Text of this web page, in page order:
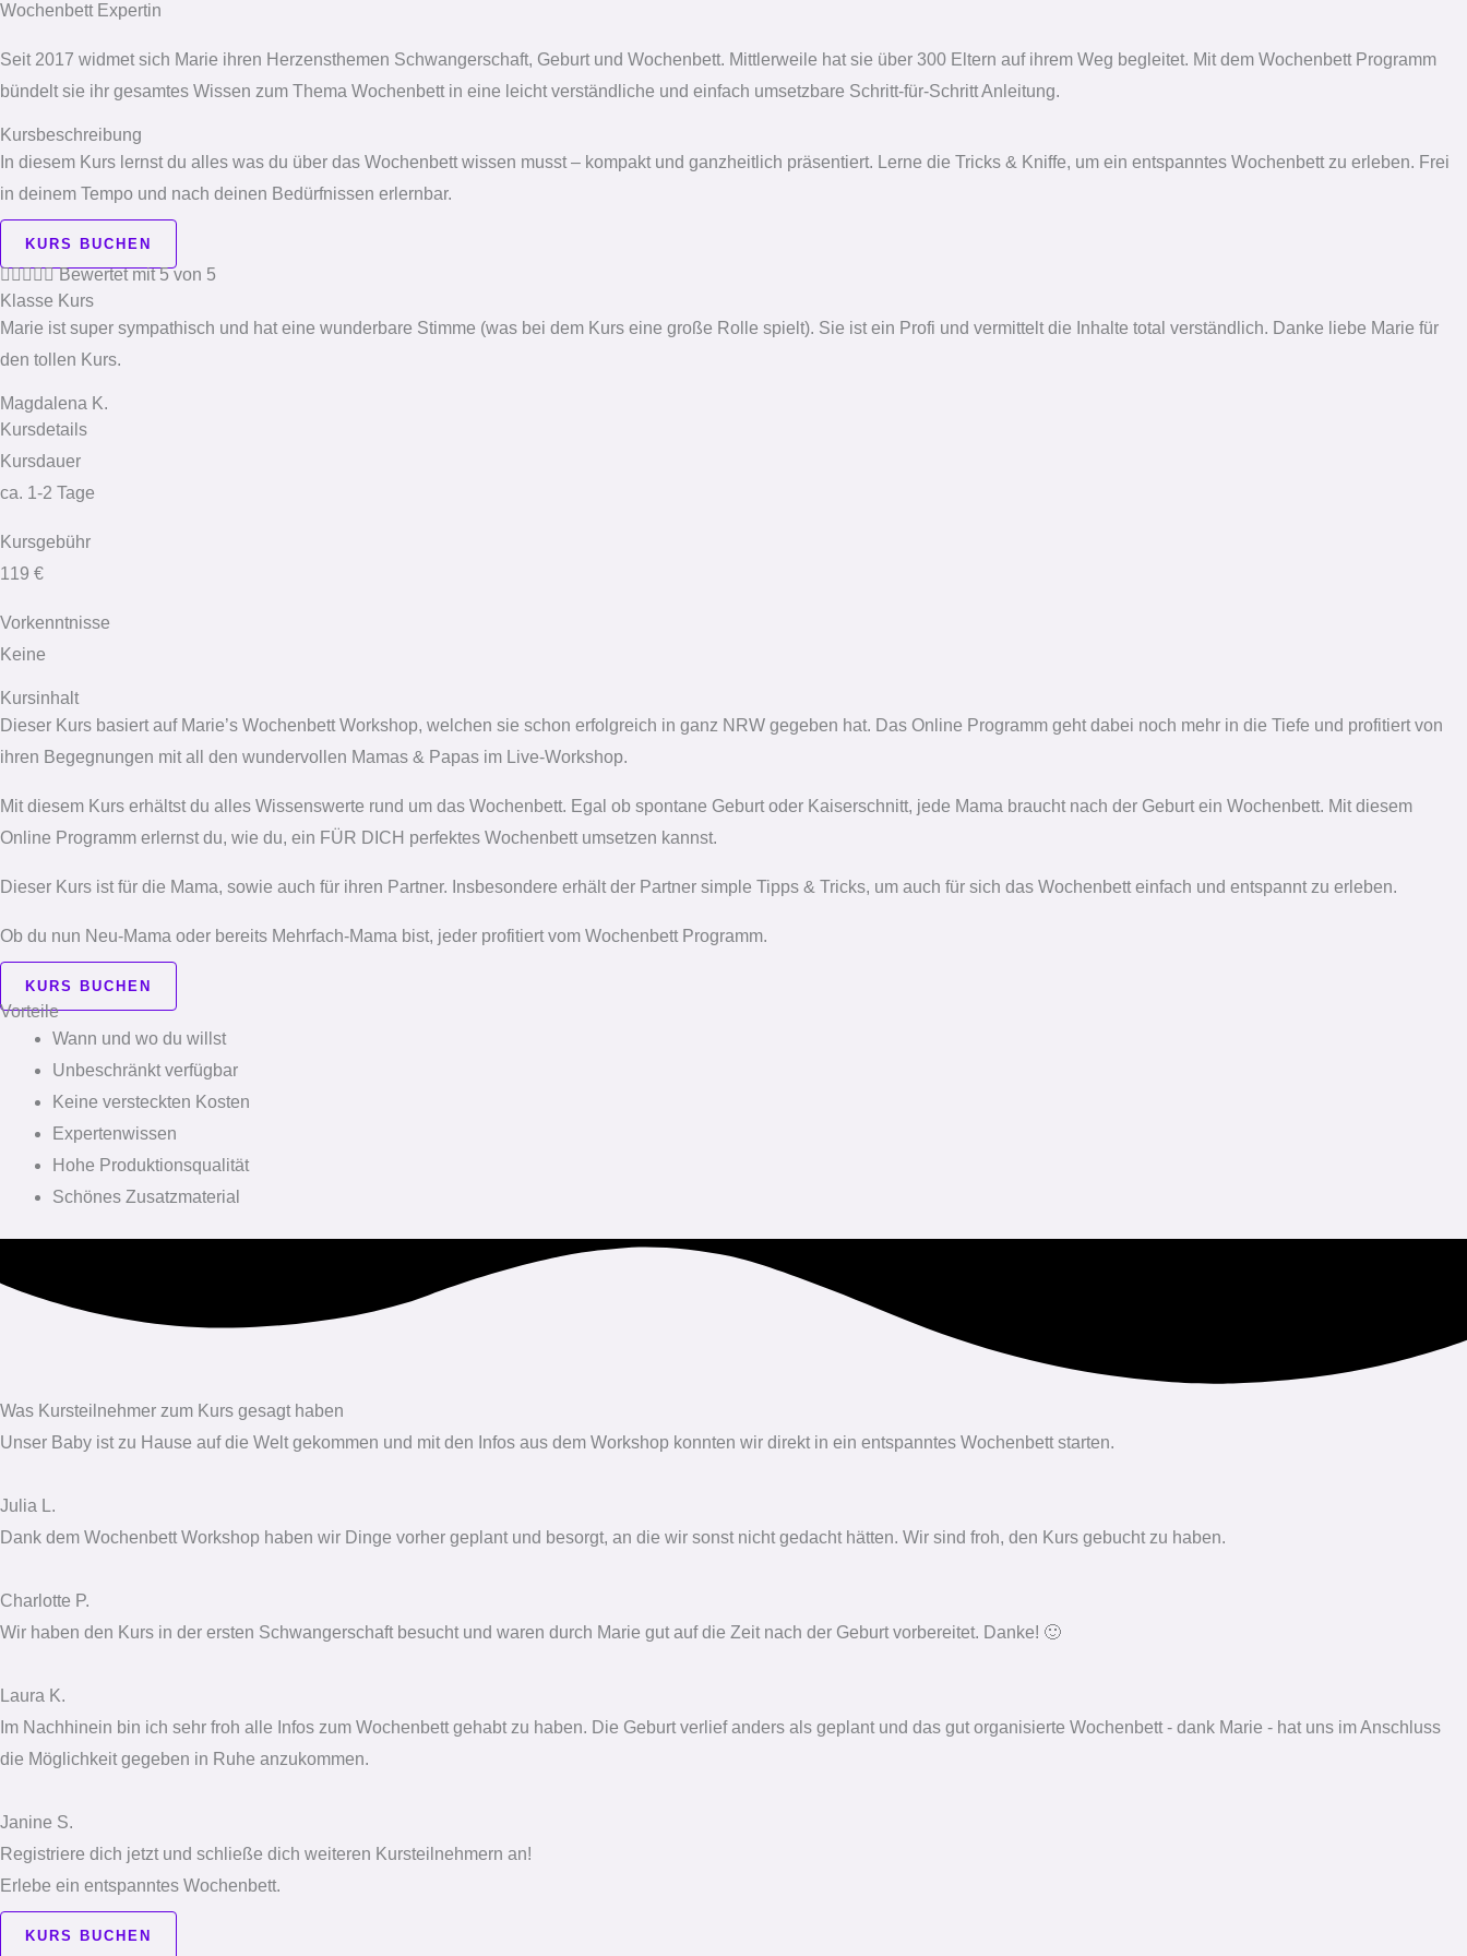
Wochenbett Expertin
Seit 2017 widmet sich Marie ihren Herzensthemen Schwangerschaft, Geburt und Wochenbett. Mittlerweile hat sie über 300 Eltern auf ihrem Weg begleitet. Mit dem Wochenbett Programm
bündelt sie ihr gesamtes Wissen zum Thema Wochenbett in eine leicht verständliche und einfach umsetzbare Schritt-für-Schritt Anleitung.
Kursbeschreibung
In diesem Kurs lernst du alles was du über das Wochenbett wissen musst – kompakt und ganzheitlich präsentiert. Lerne die Tricks & Kniffe, um ein entspanntes Wochenbett zu erleben. Frei
in deinem Tempo und nach deinen Bedürfnissen erlernbar.
KURS BUCHEN
 Bewertet mit 5 von 5
Klasse Kurs
Marie ist super sympathisch und hat eine wunderbare Stimme (was bei dem Kurs eine große Rolle spielt). Sie ist ein Profi und vermittelt die Inhalte total verständlich. Danke liebe Marie für
den tollen Kurs.
Magdalena K.
Kursdetails
Kursdauer
ca. 1-2 Tage
Kursgebühr
119 €
Vorkenntnisse
Keine
Kursinhalt
Dieser Kurs basiert auf Marie’s Wochenbett Workshop, welchen sie schon erfolgreich in ganz NRW gegeben hat. Das Online Programm geht dabei noch mehr in die Tiefe und profitiert von
ihren Begegnungen mit all den wundervollen Mamas & Papas im Live-Workshop.
Mit diesem Kurs erhältst du alles Wissenswerte rund um das Wochenbett. Egal ob spontane Geburt oder Kaiserschnitt, jede Mama braucht nach der Geburt ein Wochenbett. Mit diesem
Online Programm erlernst du, wie du, ein FÜR DICH perfektes Wochenbett umsetzen kannst.
Dieser Kurs ist für die Mama, sowie auch für ihren Partner. Insbesondere erhält der Partner simple Tipps & Tricks, um auch für sich das Wochenbett einfach und entspannt zu erleben.
Ob du nun Neu-Mama oder bereits Mehrfach-Mama bist, jeder profitiert vom Wochenbett Programm.
KURS BUCHEN
Vorteile
Wann und wo du willst
Unbeschränkt verfügbar
Keine versteckten Kosten
Expertenwissen
Hohe Produktionsqualität
Schönes Zusatzmaterial
Was Kursteilnehmer zum Kurs gesagt haben
Unser Baby ist zu Hause auf die Welt gekommen und mit den Infos aus dem Workshop konnten wir direkt in ein entspanntes Wochenbett starten.
Julia L.
Dank dem Wochenbett Workshop haben wir Dinge vorher geplant und besorgt, an die wir sonst nicht gedacht hätten. Wir sind froh, den Kurs gebucht zu haben.
Charlotte P.
Wir haben den Kurs in der ersten Schwangerschaft besucht und waren durch Marie gut auf die Zeit nach der Geburt vorbereitet. Danke! 🙂
Laura K.
Im Nachhinein bin ich sehr froh alle Infos zum Wochenbett gehabt zu haben. Die Geburt verlief anders als geplant und das gut organisierte Wochenbett - dank Marie - hat uns im Anschluss
die Möglichkeit gegeben in Ruhe anzukommen.
Janine S.
Registriere dich jetzt und schließe dich weiteren Kursteilnehmern an!
Erlebe ein entspanntes Wochenbett.
KURS BUCHEN